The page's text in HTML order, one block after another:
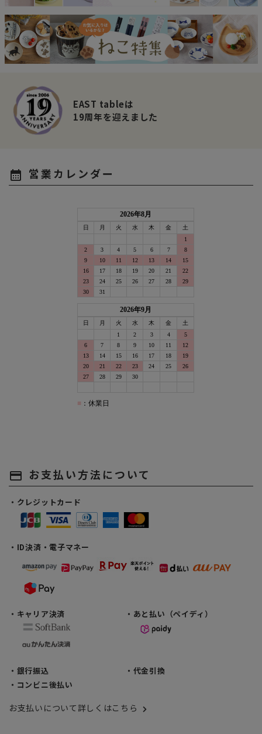
EAST tableは
19周年を迎えました
calendar_month 営業カレンダー
payment お支払い方法について
・クレジットカード
・ID決済・電子マネー
・キャリア決済 ・あと払い（ペイディ）
・銀行振込
・代金引換
・コンビニ後払い
お支払いについて詳しくはこちら